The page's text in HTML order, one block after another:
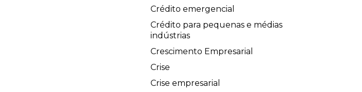
Crédito emergencial
Crédito para pequenas e médias
indústrias
Crescimento Empresarial
Crise
Crise empresarial